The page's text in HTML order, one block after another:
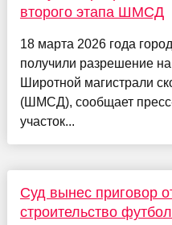
второго этапа ШМСД
18 марта 2026 года
получили разрешение
Широтной магистрали
(ШМСД), сообщает
участок...
Суд вынес приговор
строительство